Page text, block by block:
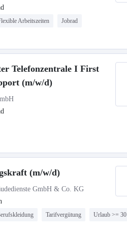
Arbeitszeiten Jobrad
Telefonzentrale I First
(m/w/d)
(m/w/d)
GmbH & Co. KG
Tarifvergütung Urlaub >= 30